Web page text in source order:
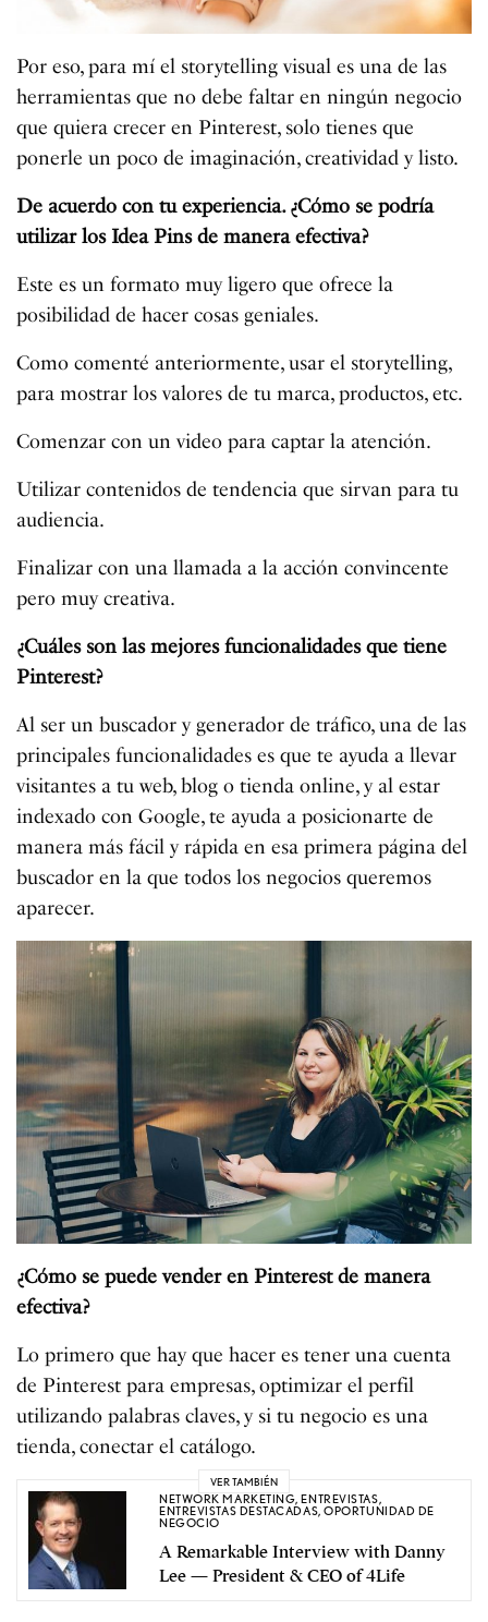
Por eso, para mí el storytelling visual es una de las
herramientas que no debe faltar en ningún negocio
que quiera crecer en Pinterest, solo tienes que
ponerle un poco de imaginación, creatividad y listo.
De acuerdo con tu experiencia. ¿Cómo se podría
utilizar los Idea Pins de manera efectiva?
Este es un formato muy ligero que ofrece la
posibilidad de hacer cosas geniales.
Como comenté anteriormente, usar el storytelling,
para mostrar los valores de tu marca, productos, etc.
Comenzar con un video para captar la atención.
Utilizar contenidos de tendencia que sirvan para tu
audiencia.
Finalizar con una llamada a la acción convincente
pero muy creativa.
¿Cuáles son las mejores funcionalidades que tiene
Pinterest?
Al ser un buscador y generador de tráfico, una de las
principales funcionalidades es que te ayuda a llevar
visitantes a tu web, blog o tienda online, y al estar
indexado con Google, te ayuda a posicionarte de
manera más fácil y rápida en esa primera página del
buscador en la que todos los negocios queremos
aparecer.
¿Cómo se puede vender en Pinterest de manera
efectiva?
Lo primero que hay que hacer es tener una cuenta
de Pinterest para empresas, optimizar el perfil
utilizando palabras claves, y si tu negocio es una
tienda, conectar el catálogo.
VER TAMBIÉN
NETWORK MARKETING,ENTREVISTAS,
ENTREVISTAS DESTACADAS,OPORTUNIDAD DE
NEGOCIO
A Remarkable Interview with Danny
Lee — President & CEO of 4Life